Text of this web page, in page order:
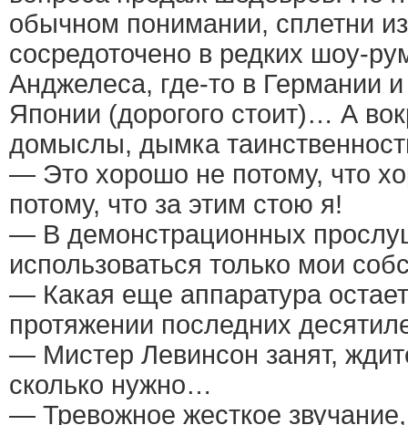
обычном понимании, сплетни
сосредоточено в редких шоу-
Анджелеса, где-то в Германии
Японии (дорогого стоит)… А
домыслы, дымка
— Это хорошо не потому, что
потому, что за этим стою я!
— В демонстрационных
использоваться только мои
— Какая еще аппаратура
протяжении последних
— Мистер Левинсон занят,
сколько нужно…
— Тревожное жесткое